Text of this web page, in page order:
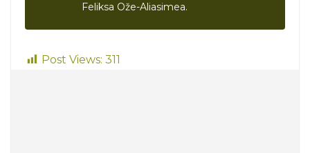
Feliksa Ože-Aliasimea.
Post Views: 311